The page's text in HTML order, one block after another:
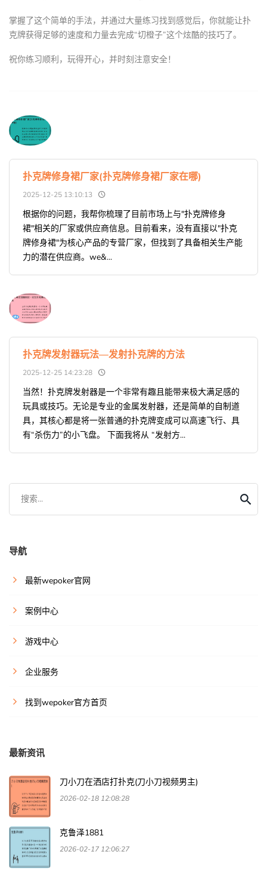
掌握了这个简单的手法，并通过大量练习找到感觉后，你就能让扑
克牌获得足够的速度和力量去完成“切橙子”这个炫酷的技巧了。
祝你练习顺利，玩得开心，并时刻注意安全！
扑克牌修身裙厂家(扑克牌修身裙厂家在哪)
2025-12-25 13:10:13
根据你的问题，我帮你梳理了目前市场上与"扑克牌修身
裙"相关的厂家或供应商信息。目前看来，没有直接以"扑克
牌修身裙"为核心产品的专营厂家，但找到了具备相关生产能
力的潜在供应商。we&...
扑克牌发射器玩法—发射扑克牌的方法
2025-12-25 14:23:28
当然！扑克牌发射器是一个非常有趣且能带来极大满足感的
玩具或技巧。无论是专业的金属发射器，还是简单的自制道
具，其核心都是将一张普通的扑克牌变成可以高速飞行、具
有“杀伤力”的小飞盘。 下面我将从 “发射方...
搜索...
导航
最新wepoker官网
案例中心
游戏中心
企业服务
找到wepoker官方首页
最新资讯
刀小刀在洒店打扑克(刀小刀视频男主)
2026-02-18 12:08:28
克鲁泽1881
2026-02-17 12:06:27